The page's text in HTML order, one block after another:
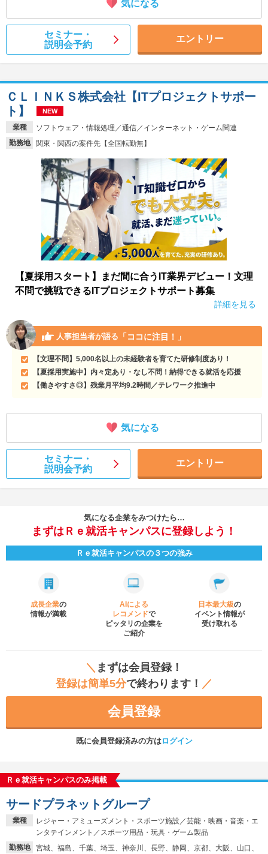
気になる
セミナー・
説明会予約
エントリー
業種
ソフトウェア・情報処理／通信／インターネット・ゲーム関連
勤務地
関東・関西の案件先【全国転勤無】
ＣＬＩＮＫＳ株式会社【ITプロジェクトサポー
ト】
NEW
【夏採用スタート】まだ間に合うIT業界デビュー！文理
不問で挑戦できるITプロジェクトサポート募集
詳細を見る
人事担当者が語る 「ココに注目！」
【文理不問】5,000名以上の未経験者を育てた研修制度あり！
【夏採用実施中】内々定あり・なし不問！納得できる就活を応援
【働きやすさ◎】残業月平均9.2時間／テレワーク推進中
気になる
セミナー・
説明会予約
エントリー
気になる企業をみつけたら…
まずはＲｅ就活キャンパスに登録しよう！
Ｒｅ就活キャンパスの３つの強み
成長企業の
情報が満載
AIによる
レコメンドで
ピッタリの企業を
ご紹介
日本最大級の
イベント情報が
受け取れる
＼ まずは会員登録！
登録は簡単5分で終わります！ ／
会員登録
既に会員登録済みの方はログイン
Ｒｅ就活キャンパスのみ掲載
業種
レジャー・アミューズメント・スポーツ施設／芸能・映画・音楽・エ
ンタテインメント／スポーツ用品・玩具・ゲーム製品
勤務地
宮城、福島、千葉、埼玉、神奈川、長野、静岡、京都、大阪、山口、
サードプラネットグループ